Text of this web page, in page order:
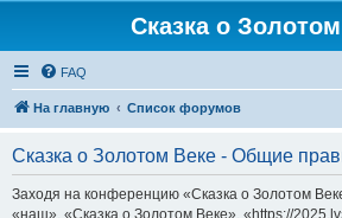
Сказка о
FAQ
На главную Список форумов
Сказка о Золотом Веке - Общие
Заходя на конференцию «Сказка о Золотом
«наш», «Сказка о Золотом Веке», «https://